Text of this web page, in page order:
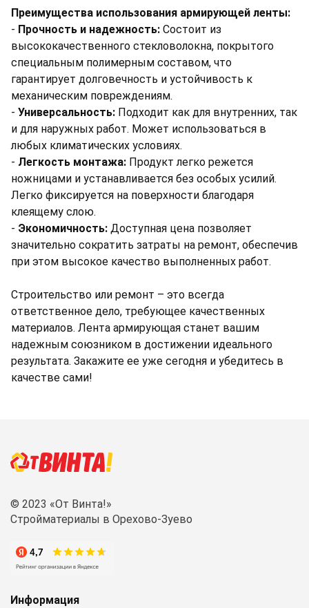
Преимущества использования армирующей ленты:
- Прочность и надежность: Состоит из
высококачественного стекловолокна, покрытого
специальным полимерным составом, что
гарантирует долговечность и устойчивость к
механическим повреждениям.
- Универсальность: Подходит как для внутренних, так
и для наружных работ. Может использоваться в
любых климатических условиях.
- Легкость монтажа: Продукт легко режется
ножницами и устанавливается без особых усилий.
Легко фиксируется на поверхности благодаря
клеящему слою.
- Экономичность: Доступная цена позволяет
значительно сократить затраты на ремонт, обеспечив
при этом высокое качество выполненных работ.
Строительство или ремонт – это всегда
ответственное дело, требующее качественных
материалов. Лента армирующая станет вашим
надежным союзником в достижении идеального
результата. Закажите ее уже сегодня и убедитесь в
качестве сами!
© 2023 «От Винта!»
Стройматериалы в Орехово-Зуево
Информация